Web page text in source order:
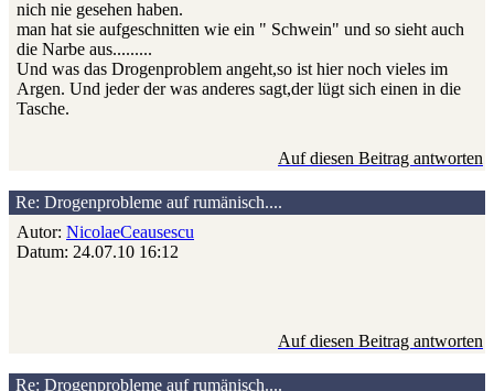
nich nie gesehen haben.
man hat sie aufgeschnitten wie ein " Schwein" und so sieht auch
die Narbe aus.........
Und was das Drogenproblem angeht,so ist hier noch vieles im
Argen. Und jeder der was anderes sagt,der lügt sich einen in die
Tasche.
Auf diesen Beitrag antworten
Re: Drogenprobleme auf rumänisch....
Autor: NicolaeCeausescu
Datum: 24.07.10 16:12
Auf diesen Beitrag antworten
Re: Drogenprobleme auf rumänisch....